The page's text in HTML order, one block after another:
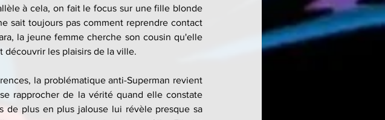
à cela, on fait le focus sur une fille blonde
sait toujours pas comment reprendre contact
la jeune femme cherche son cousin qu'elle
découvrir les plaisirs de la ville.
la problématique anti-Superman revient
rapprocher de la vérité quand elle constate
de plus en plus jalouse lui révèle presque sa